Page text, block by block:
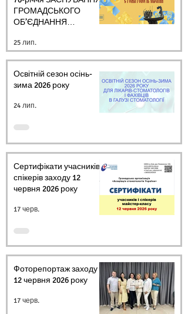
ГРОМАДСЬКОГО
ОБ’ЄДНАННЯ
УКРАЇНИ
25 лип.
Освітній сезон осінь-
зима 2026 року
24 лип.
Сертифікати учасників і
спікерів заходу 12
червня 2026 року
17 черв.
Фоторепортаж заходу
12 червня 2026 року
17 черв.